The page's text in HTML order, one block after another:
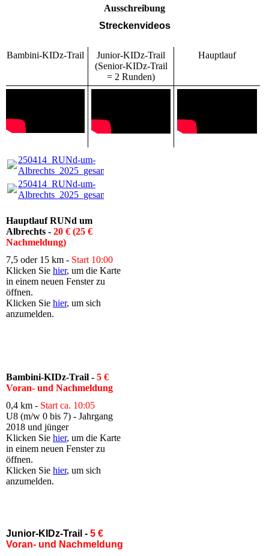
Ausschreibung
Streckenvideos
Bambini-KIDz-Trail
Junior-KIDz-Trail
(Senior-KIDz-Trail
= 2 Runden)
Hauptlauf
250414_RUNd-um-
Albrechts_2025_gesamt.pdf
250414_RUNd-um-
Albrechts_2025_gesamt.pdf
Hauptlauf RUNd um
Albrechts - 20 € (25 €
Nachmeldung)
7,5 oder 15 km - Start 10:00
Klicken Sie hier, um die Karte
in einem neuen Fenster zu
öffnen.
Klicken Sie hier, um sich
anzumelden.
Bambini-KIDz-Trail - 5 €
Voran- und Nachmeldung
0,4 km - Start ca. 10:05
U8 (m/w 0 bis 7) - Jahrgang
2018 und jünger
Klicken Sie hier, um die Karte
in einem neuen Fenster zu
öffnen.
Klicken Sie hier, um sich
anzumelden.
Junior-KIDz-Trail - 5 €
Voran- und Nachmeldung